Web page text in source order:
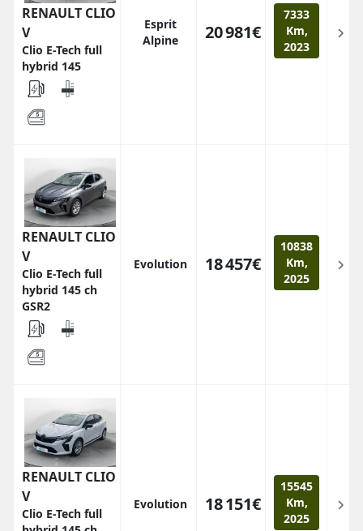
RENAULT CLIO
V
Clio E-Tech full
hybrid 145
Esprit
Alpine
20 981€
7333
Km,
2023
RENAULT CLIO
V
Clio E-Tech full
hybrid 145 ch
GSR2
Evolution 18 457€
10838
Km,
2025
RENAULT CLIO
V
Clio E-Tech full
Evolution 18 151€
15545
Km,
2025